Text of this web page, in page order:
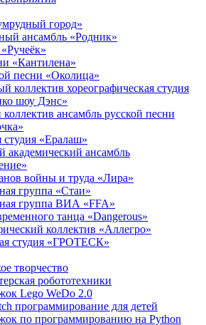
город»
ансамбль «Родник»
«Кантилена»
песни «Околица»
коллектив хореографическая студия
шоу Дэнс»
ансамбль русской песни
студия «Ералаш»
академический ансамбль
войны и труда «Лира»
группа «Стаи»
группа ВИА «FFA»
танца «Dangerous»
коллектив «Аллегро»
студия «ГРОТЕСК»
творчество
робототехники
Lego WeDo 2.0
программирование для детей
по программированию на Python